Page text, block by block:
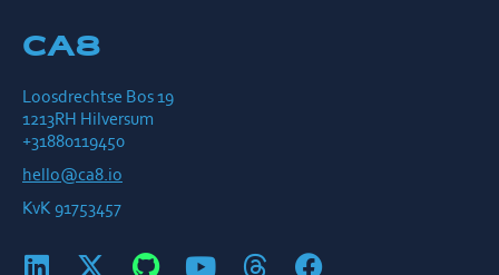
CA8
Loosdrechtse Bos 19
1213RH Hilversum
+31880119450
hello@ca8.io
KvK 91753457